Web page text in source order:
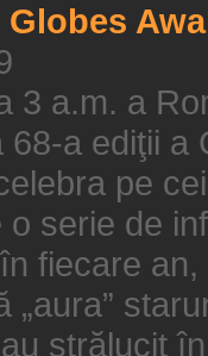
3 a.m. a
a ediţii
pe
serie de
fiecare
„aura”
strălucit